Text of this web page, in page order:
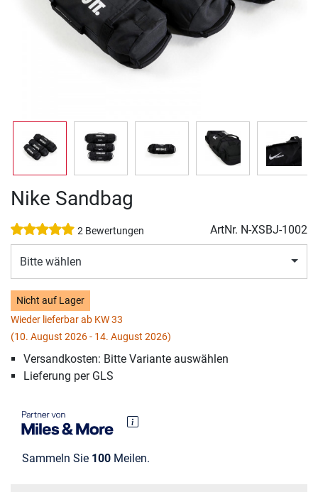
Nike Sandbag
2 Bewertungen ArtNr. N-XSBJ-1002
Bitte wählen
Nicht auf Lager
Wieder lieferbar ab KW 33
(10. August 2026 - 14. August 2026)
Versandkosten: Bitte Variante auswählen
Lieferung per GLS
Sammeln Sie 100 Meilen.